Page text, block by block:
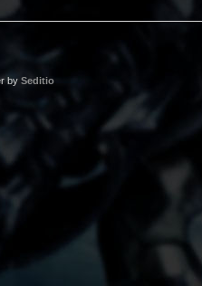
by Seditio